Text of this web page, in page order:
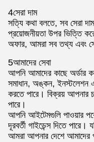
4সেরা দাম
সত্যি কথা বলতে, সব সেরা
প্রয়োজনীয়তা উপর ভিত্তি
অফার, আমরা সব তথ্য এবং
5আমাদের সেবা
আপনি আমাদের কাছে অর্ডার
সমাধান, অঙ্কন, ইনস্টলেশন
করতে পারে। বিক্রয় আপনার
পারে।
আপনি আইটেমগুলি পাওয়ার
দূরবর্তী গাইডেন্স দিতে
আমরা আপনার দেশে আমাদের